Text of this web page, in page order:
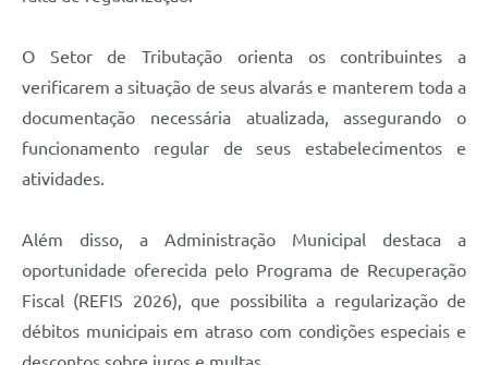
O Setor de Tributação orienta os contribuintes a
verificarem a situação de seus alvarás e manterem toda a
documentação necessária atualizada, assegurando o
funcionamento regular de seus estabelecimentos e
atividades.
Além disso, a Administração Municipal destaca a
oportunidade oferecida pelo Programa de Recuperação
Fiscal (REFIS 2026), que possibilita a regularização de
débitos municipais em atraso com condições especiais e